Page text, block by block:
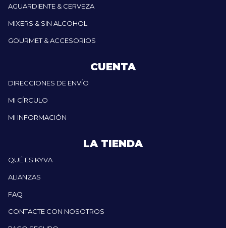
AGUARDIENTE & CERVEZA
MIXERS & SIN ALCOHOL
GOURMET & ACCESORIOS
CUENTA
DIRECCIONES DE ENVÍO
MI CÍRCULO
MI INFORMACIÓN
LA TIENDA
QUÉ ES KYVA
ALIANZAS
FAQ
CONTACTE CON NOSOTROS